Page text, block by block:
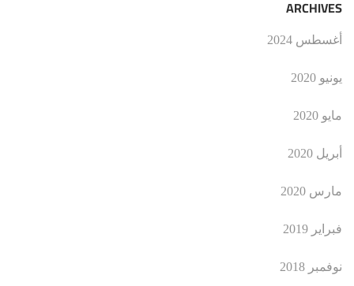
ARCHIVES
أغسطس 2024
يونيو 2020
مايو 2020
أبريل 2020
مارس 2020
فبراير 2019
نوفمبر 2018